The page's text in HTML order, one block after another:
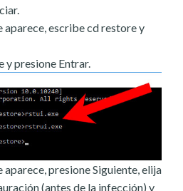
aparece, escribe cd restore y
y presione Entrar.
aparece, presione Siguiente, elija
(antes de la infección) y